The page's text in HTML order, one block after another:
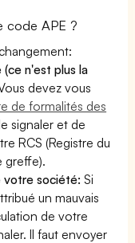
code APE ?
n'est plus la
devez vous
de formalités des
signaler et de
RCS (Registre du
greffe).
votre société:Si
un mauvais
de votre
Il faut envoyer